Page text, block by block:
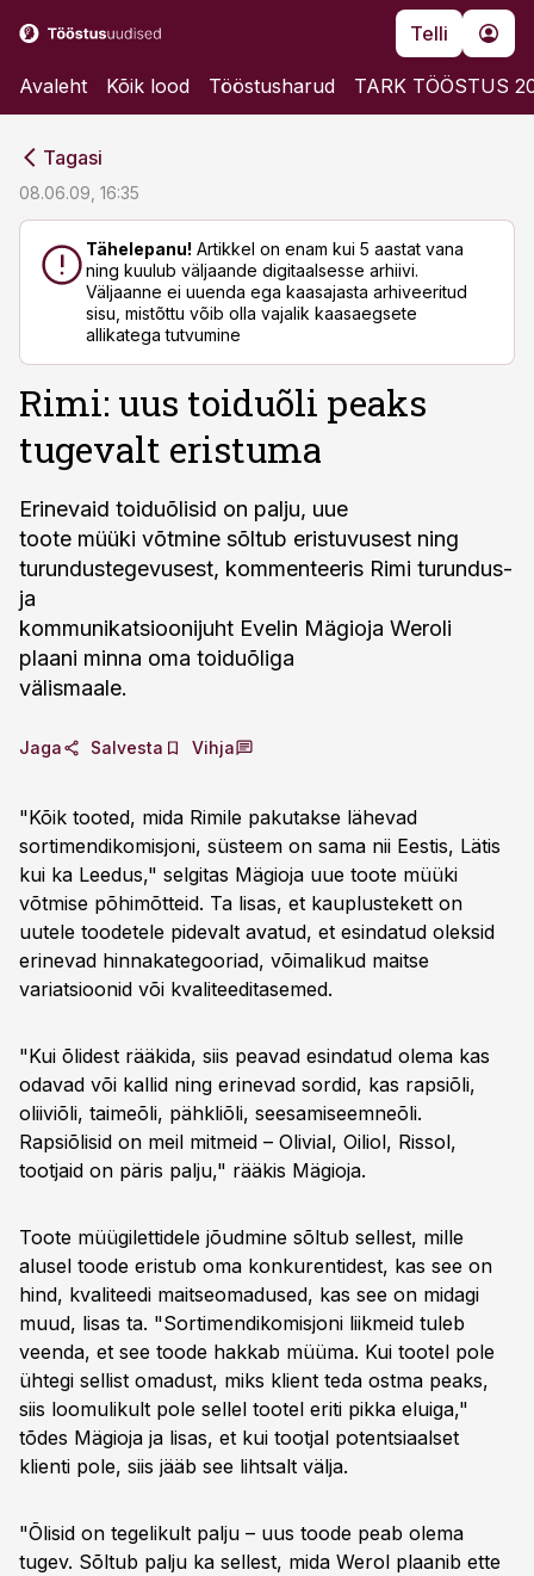
Telli
Avaleht Kõik lood Tööstusharud TARK TÖÖSTUS
Tagasi
08.06.09, 16:35
Tähelepanu! Artikkel on enam kui 5 aastat vana
ning kuulub väljaande digitaalsesse arhiivi.
Väljaanne ei uuenda ega kaasajasta arhiveeritud
sisu, mistõttu võib olla vajalik kaasaegsete
allikatega tutvumine
Rimi: uus toiduõli peaks
tugevalt eristuma
Erinevaid toiduõlisid on palju, uue
toote müüki võtmine sõltub eristuvusest ning
turundustegevusest, kommenteeris Rimi turundus-
ja
kommunikatsioonijuht Evelin Mägioja Weroli
plaani minna oma toiduõliga
välismaale.
Jaga Salvesta Vihja
"Kõik tooted, mida Rimile pakutakse lähevad
sortimendikomisjoni, süsteem on sama nii Eestis, Lätis
kui ka Leedus," selgitas Mägioja uue toote müüki
võtmise põhimõtteid. Ta lisas, et kauplustekett on
uutele toodetele pidevalt avatud, et esindatud oleksid
erinevad hinnakategooriad, võimalikud maitse
variatsioonid või kvaliteeditasemed.
"Kui õlidest rääkida, siis peavad esindatud olema kas
odavad või kallid ning erinevad sordid, kas rapsiõli,
oliiviõli, taimeõli, pähkliõli, seesamiseemneõli.
Rapsiõlisid on meil mitmeid – Olivial, Oiliol, Rissol,
tootjaid on päris palju," rääkis Mägioja.
Toote müügilettidele jõudmine sõltub sellest, mille
alusel toode eristub oma konkurentidest, kas see on
hind, kvaliteedi maitseomadused, kas see on midagi
muud, lisas ta. "Sortimendikomisjoni liikmeid tuleb
veenda, et see toode hakkab müüma. Kui tootel pole
ühtegi sellist omadust, miks klient teda ostma peaks,
siis loomulikult pole sellel tootel eriti pikka eluiga,"
tõdes Mägioja ja lisas, et kui tootjal potentsiaalset
klienti pole, siis jääb see lihtsalt välja.
"Õlisid on tegelikult palju – uus toode peab olema
tugev. Sõltub palju ka sellest, mida Werol plaanib ette